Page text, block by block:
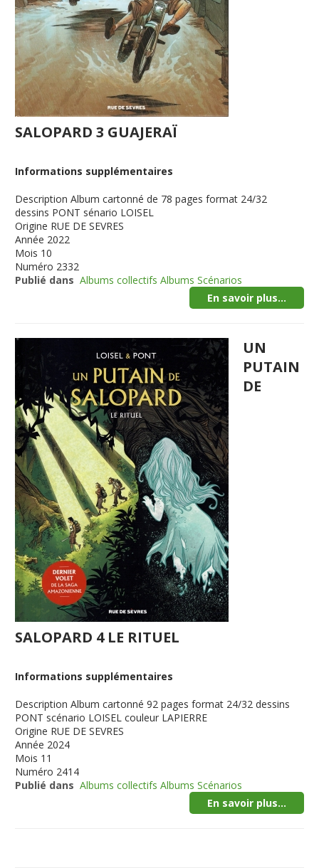
SALOPARD 3 GUAJERAÏ
Informations supplémentaires
Description Album cartonné de 78 pages format 24/32
dessins PONT sénario LOISEL
Origine RUE DE SEVRES
Année 2022
Mois 10
Numéro 2332
Publié dans Albums collectifs Albums Scénarios
En savoir plus...
UN
PUTAIN
DE
SALOPARD 4 LE RITUEL
Informations supplémentaires
Description Album cartonné 92 pages format 24/32 dessins
PONT scénario LOISEL couleur LAPIERRE
Origine RUE DE SEVRES
Année 2024
Mois 11
Numéro 2414
Publié dans Albums collectifs Albums Scénarios
En savoir plus...